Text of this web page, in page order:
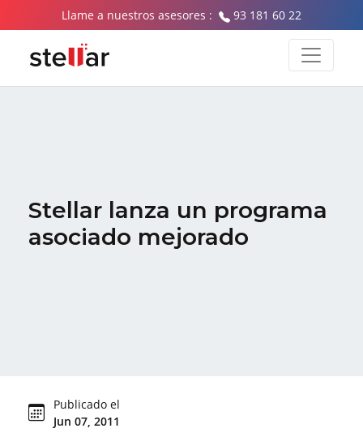
Llame a nuestros asesores : 93 181 60 22
Stellar lanza un programa
asociado mejorado
Publicado el
Jun 07, 2011